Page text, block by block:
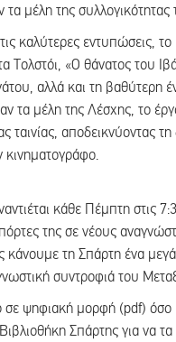
μέλη της
καλύτερες εντυπώσεις,
Τολστόι, «Ο θάνατος του
αλλά και τη βαθύτερη
τα μέλη της Λέσχης, το
αποδεικνύοντας
κινηματογράφο.
κάθε Πέμπτη στις
της σε νέους
κάνουμε τη Σπάρτη ένα
συντροφιά του
σε ψηφιακή μορφή (pdf) όσο
Σπάρτης για να